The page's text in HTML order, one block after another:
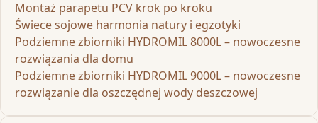
Montaż parapetu PCV krok po kroku
Świece sojowe harmonia natury i egzotyki
Podziemne zbiorniki HYDROMIL 8000L – nowoczesne
rozwiązania dla domu
Podziemne zbiorniki HYDROMIL 9000L – nowoczesne
rozwiązanie dla oszczędnej wody deszczowej